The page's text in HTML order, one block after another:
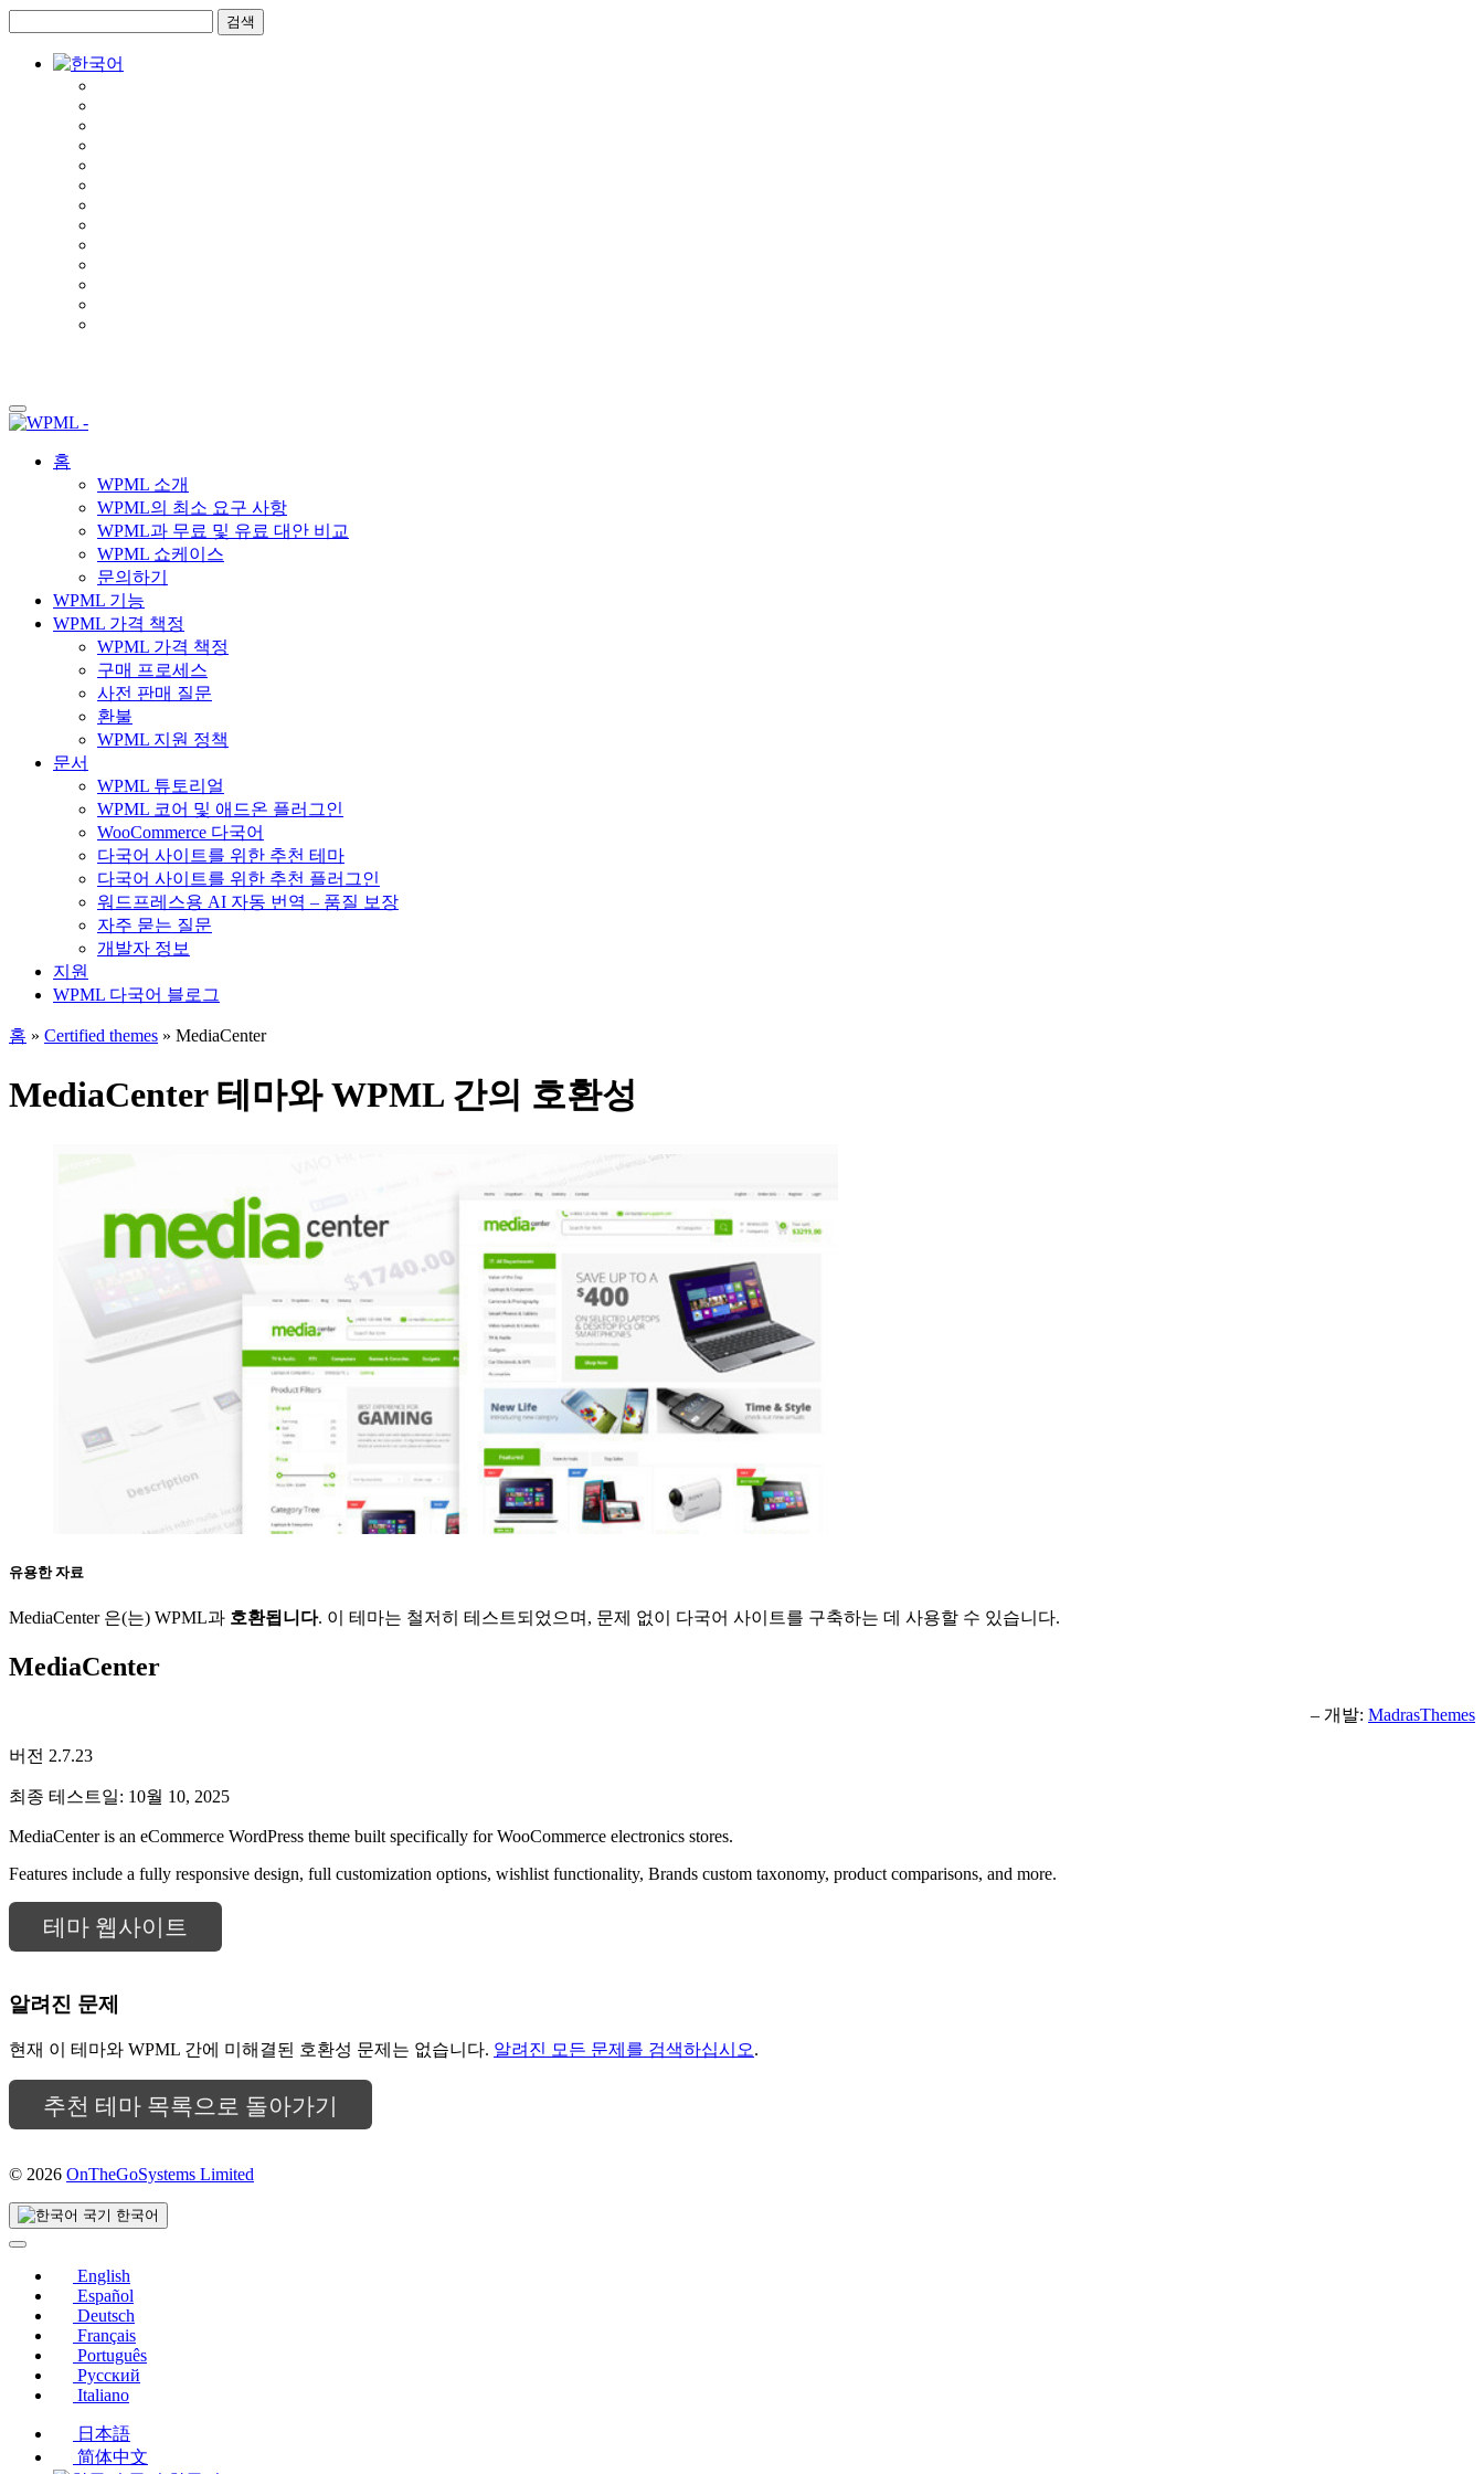
홈
WPML 소개
WPML의 최소 요구 사항
WPML과 무료 및 유료 대안 비교
WPML 쇼케이스
문의하기
WPML 기능
WPML 가격 책정
WPML 가격 책정
구매 프로세스
사전 판매 질문
환불
WPML 지원 정책
문서
WPML 튜토리얼
WPML 코어 및 애드온 플러그인
WooCommerce 다국어
다국어 사이트를 위한 추천 테마
다국어 사이트를 위한 추천 플러그인
워드프레스용 AI 자동 번역 – 품질 보장
자주 묻는 질문
개발자 정보
지원
WPML 다국어 블로그
홈 » Certified themes » MediaCenter
MediaCenter 테마와 WPML 간의 호환성
유용한 자료
MediaCenter 은(는) WPML과 호환됩니다. 이 테마는 철저히 테스트되었으며, 문제 없이 다국어 사이트를 구축하는 데 사용할 수 있습니다.
MediaCenter
– 개발: MadrasThemes
버전 2.7.23
최종 테스트일: 10월 10, 2025
MediaCenter is an eCommerce WordPress theme built specifically for WooCommerce electronics stores.
Features include a fully responsive design, full customization options, wishlist functionality, Brands custom taxonomy, product comparisons, and more.
테마 웹사이트
알려진 문제
현재 이 테마와 WPML 간에 미해결된 호환성 문제는 없습니다. 알려진 모든 문제를 검색하십시오.
추천 테마 목록으로 돌아가기
© 2026 OnTheGoSystems Limited
한국어
English
Español
Deutsch
Français
Português
Русский
Italiano
日本語
简体中文